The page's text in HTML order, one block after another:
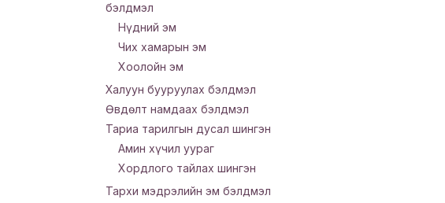
бэлдмэл
Нүдний эм
Чих хамарын эм
Хоолойн эм
Халуун бууруулах бэлдмэл
Өвдөлт намдаах бэлдмэл
Тариа тарилгын дусал шингэн
Амин хүчил уураг
Хордлого тайлах шингэн
Тархи мэдрэлийн эм бэлдмэл